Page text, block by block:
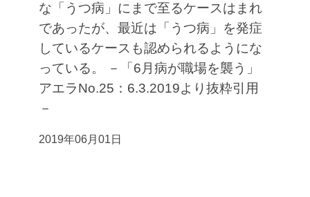
な「うつ病」にまで至るケースはまれ
であったが、最近は「うつ病」を発症
しているケースも認められるようにな
っている。
－「6月病が職場を襲う」
アエラNo.25：6.3.2019より抜粋引用
－
2019年06月01日